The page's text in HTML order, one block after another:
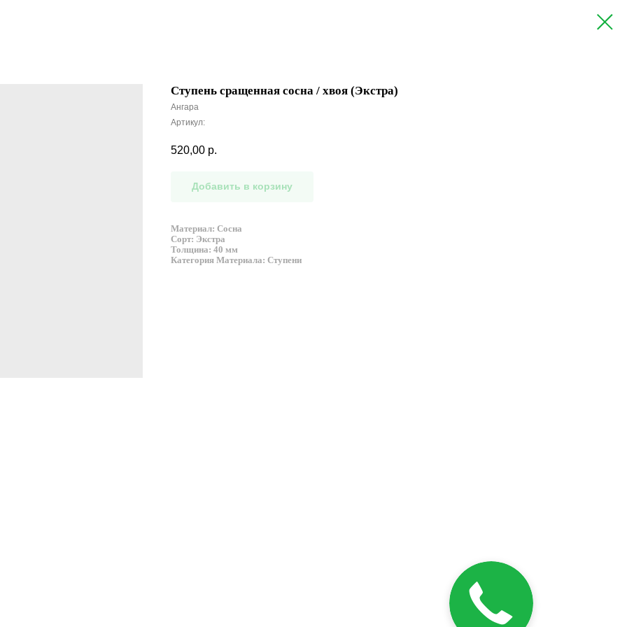
Ступень сращенная сосна / хвоя (Экстра)
Ангара
Артикул:
520,00 р.
Добавить в корзину
Материал: Сосна
Сорт: Экстра
Толщина: 40 мм
Категория Материала: Ступени